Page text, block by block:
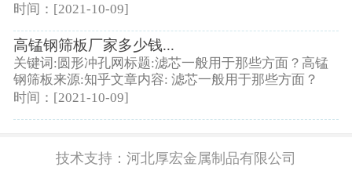
时间：[2021-10-09]
高锰钢筛板厂家多少钱...
关键词:圆形冲孔网标题:滤芯一般用于那些方面？高锰
钢筛板来源:知乎文章内容: 滤芯一般用于那些方面？
时间：[2021-10-09]
技术支持： 河北厚宏金属制品有限公司